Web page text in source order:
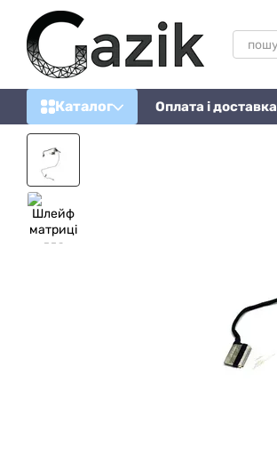
Перейти до основного контенту
Каталог Оплата і доставка